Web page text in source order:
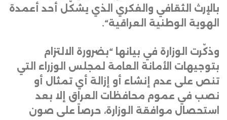
بالإرث الثقافي والفكري الذي يشكّل أحد أعمدة
الهوية الوطنية العراقية“.
وذكّرت الوزارة في بيانها “بضرورة الالتزام
بتوجيهات الأمانة العامة لمجلس الوزراء التي
تنص على عدم إنشاء أو إزالة أي تمثال أو
نصب في عموم محافظات العراق إلا بعد
استحصال موافقة الوزارة، حرصاً على صون